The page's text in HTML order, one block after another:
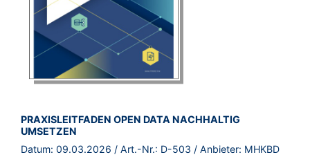
BROSCHÜRE:
PRAXISLEITFADEN OPEN DATA NACHHALTIG
UMSETZEN
Datum: 09.03.2026 / Art.-Nr.: D-503 / Anbieter: MHKBD